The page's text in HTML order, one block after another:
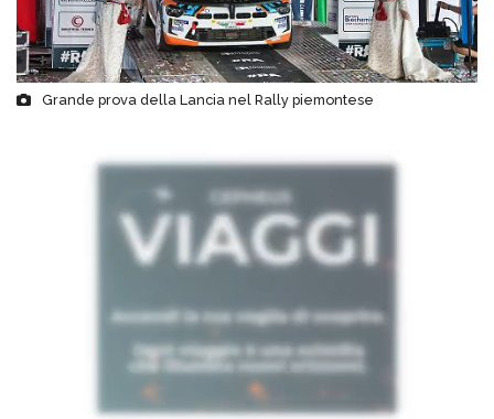
Grande prova della Lancia nel Rally piemontese